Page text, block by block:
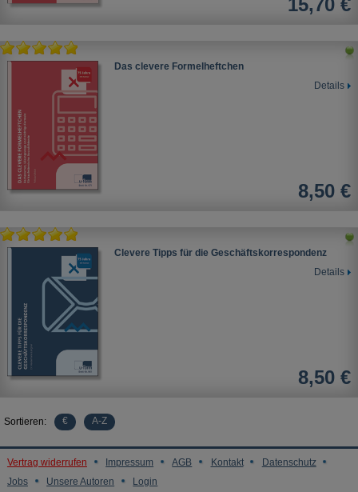
15,70 €
Das clevere Formelheftchen
Details
8,50 €
Clevere Tipps für die Geschäftskorrespondenz
Details
8,50 €
Sortieren: € A-Z
Vertrag widerrufen Impressum AGB Kontakt
Datenschutz
Jobs
Unsere Autoren Login